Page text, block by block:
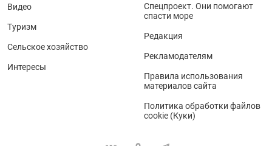
Видео
Туризм
Сельское хозяйство
Интересы
Спецпроект. Они помогают
спасти море
Редакция
Рекламодателям
Правила использования
материалов сайта
Политика обработки файлов
cookie (Куки)